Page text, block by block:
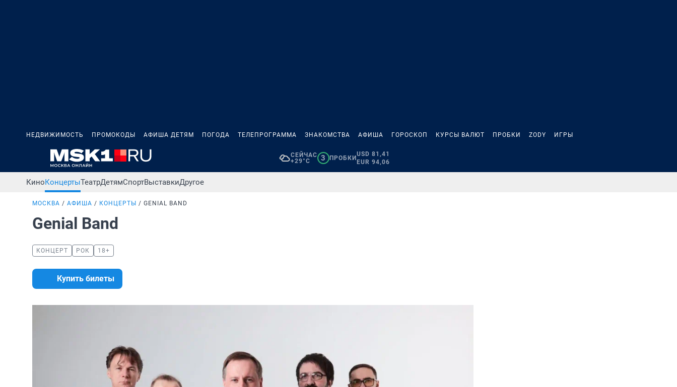
НЕДВИЖИМОСТЬ ПРОМОКОДЫ АФИША ДЕТЯМ ПОГОДА ТЕЛЕПРОГРАММА ЗНАКОМСТВА АФИША ГОРОСКОП КУРСЫ ВАЛЮТ ПРОБКИ ZODY ИГРЫ
СЕЙЧАС
+29°C
3 ПРОБКИ
USD 81,41
EUR 94,06
КиноКонцертыТеатрДетямСпортВыставкиДругое
МОСКВА АФИША КОНЦЕРТЫ GENIAL BAND
Genial Band
КОНЦЕРТ РОК 18+
Купить билеты